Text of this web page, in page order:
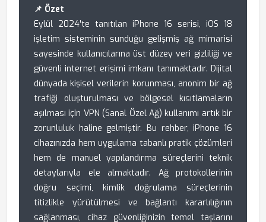
📌 Özet
Eylül 2024'te tanıtılan iPhone 16 serisi, iOS 18
işletim sisteminin sunduğu gelişmiş ağ mimarisi
sayesinde kullanıcılarına üst düzey veri gizliliği ve
güvenli internet erişimi imkanı tanımaktadır. Dijital
dünyada kişisel verilerin korunması, anonim bir ağ
trafiği oluşturulması ve bölgesel kısıtlamaların
aşılması için VPN (Sanal Özel Ağ) kullanımı artık bir
zorunluluk haline gelmiştir. Bu rehber, iPhone 16
cihazınızda hem uygulama tabanlı pratik çözümleri
hem de manuel yapılandırma süreçlerini teknik
detaylarıyla ele almaktadır. Ağ protokollerinin
doğru seçimi, kimlik doğrulama süreçlerinin
titizlikle yürütülmesi ve bağlantı kararlılığının
sağlanması, cihaz güvenliğinizin temel taşlarını